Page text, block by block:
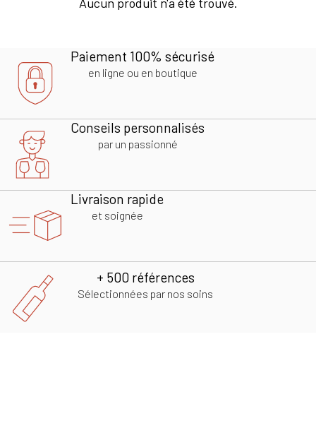
Paiement 100% sécurisé
en ligne ou en boutique
Conseils personnalisés
par un passionné
Livraison rapide
et soignée
+ 500 références
Sélectionnées par nos soins